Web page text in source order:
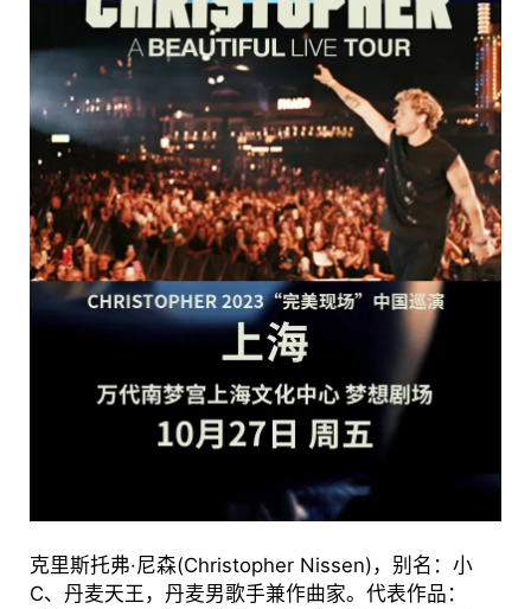
克里斯托弗·尼森(Christopher Nissen)，别名：小
C、丹麦天王，丹麦男歌手兼作曲家。代表作品：